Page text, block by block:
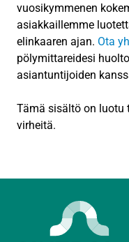
vuosikymmenen
asiakkaillemme
elinkaaren ajan. Ota
pölymittareidesi
asiantuntijoiden
Tämä sisältö on luotu
virheitä.